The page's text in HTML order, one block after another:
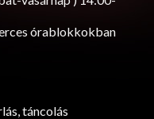
órablokkokban
táncolás